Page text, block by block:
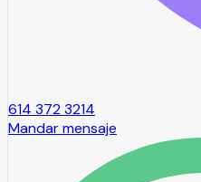
614 372 3214
Mandar mensaje